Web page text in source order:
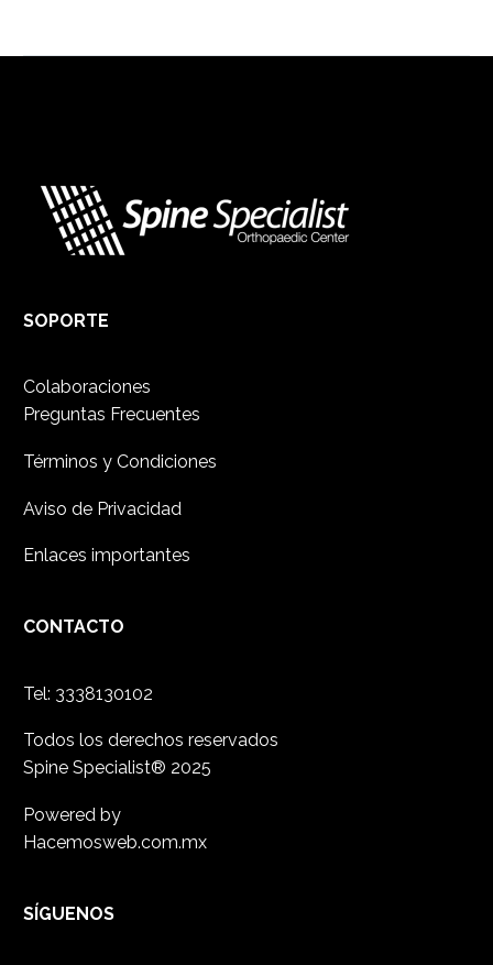
SOPORTE
Colaboraciones
Preguntas Frecuentes
Términos y Condiciones
Aviso de Privacidad
Enlaces importantes
CONTACTO
Tel: 3338130102
Todos los derechos reservados
Spine Specialist® 2025
Powered by
Hacemosweb.com.mx
SÍGUENOS